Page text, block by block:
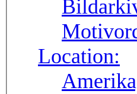
Location: